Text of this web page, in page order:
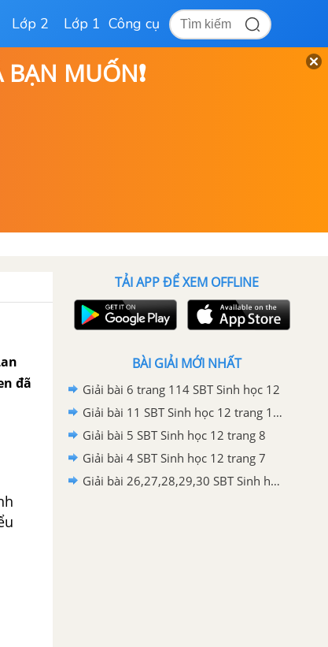
Lớp 2 Lớp 1 Công cụ
MUỐN❗
đã
TẢI APP ĐỂ XEM OFFLINE
BÀI GIẢI MỚI NHẤT
Giải bài 6 trang 114 SBT Sinh học 12
Giải bài 11 SBT Sinh học 12 trang 108
Giải bài 5 SBT Sinh học 12 trang 8
Giải bài 4 SBT Sinh học 12 trang 7
Giải bài 26,27,28,29,30 SBT Sinh học 12 trang 47